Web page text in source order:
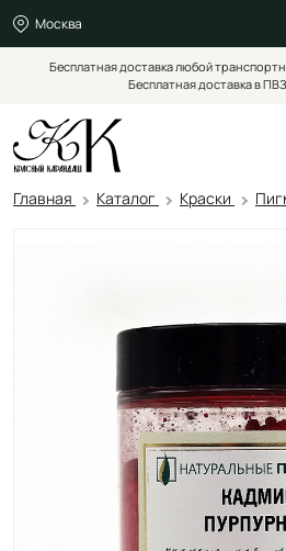
Москва
Бесплатная доставка любой
Бесплатная доставка в
Главная Каталог Краски